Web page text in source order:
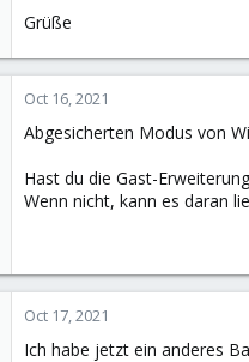
Grüße
Oct 16, 2021
Abgesicherten Modus von
Hast du die Gast-
Wenn nicht, kann es daran
Oct 17, 2021
Ich habe jetzt ein anderes